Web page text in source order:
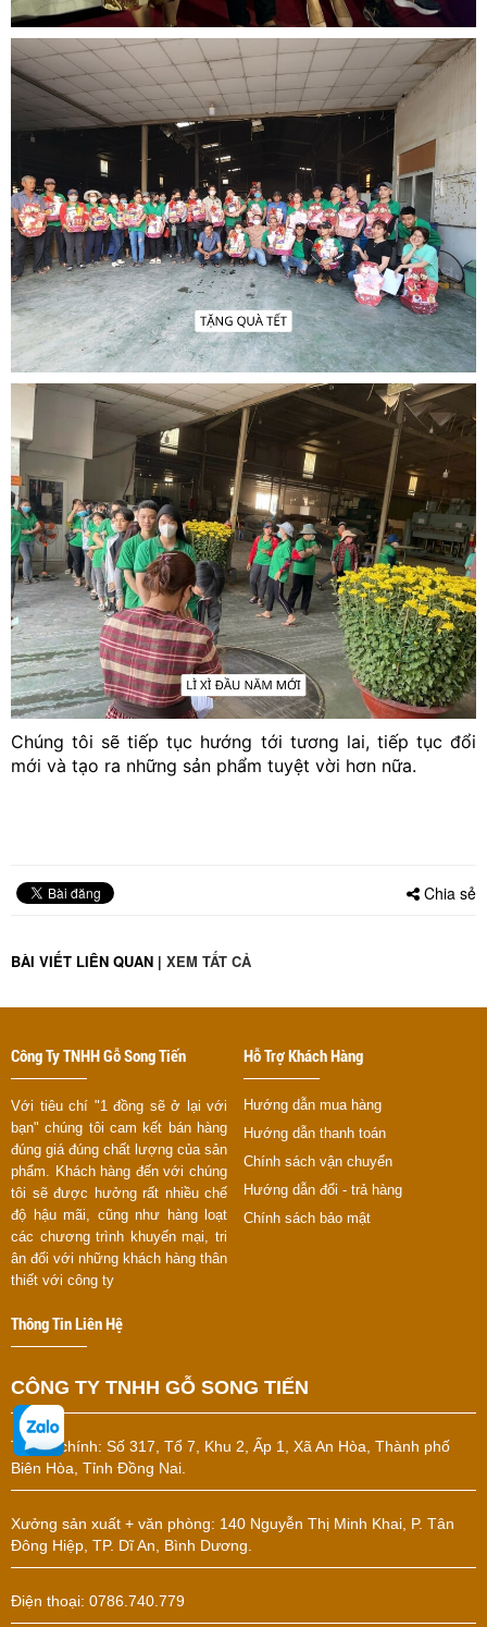
Chúng tôi sẽ tiếp tục hướng tới tương lai, tiếp tục đổi
mới và tạo ra những sản phẩm tuyệt vời hơn nữa.
Chia sẻ
BÀI VIẾT LIÊN QUAN | XEM TẤT CẢ
Công Ty TNHH Gỗ Song Tiến
Với tiêu chí "1 đồng sẽ ở lại với
bạn" chúng tôi cam kết bán hàng
đúng giá đúng chất lượng của sản
phẩm. Khách hàng đến với chúng
tôi sẽ được hưởng rất nhiều chế
độ hậu mãi, cũng như hàng loạt
các chương trình khuyến mại, tri
ân đối với những khách hàng thân
thiết với công ty
Hỗ Trợ Khách Hàng
Hướng dẫn mua hàng
Hướng dẫn thanh toán
Chính sách vận chuyển
Hướng dẫn đổi - trả hàng
Chính sách bảo mật
Thông Tin Liên Hệ
CÔNG TY TNHH GỖ SONG TIẾN
Trụ sở chính: Số 317, Tổ 7, Khu 2, Ấp 1, Xã An Hòa, Thành phố
Biên Hòa, Tỉnh Đồng Nai.
Xưởng sản xuất + văn phòng: 140 Nguyễn Thị Minh Khai, P. Tân
Đông Hiệp, TP. Dĩ An, Bình Dương.
Điện thoại: 0786.740.779